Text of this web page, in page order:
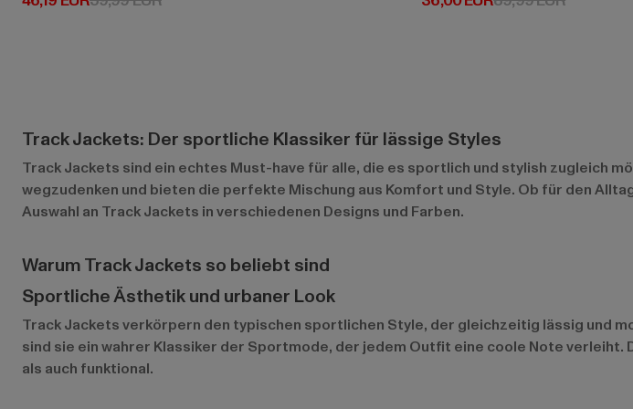
Track Jackets: Der sportliche Klassiker für lässige Styles
Track Jackets sind ein echtes Must-have für alle, die es sportlich und stylish zugleich
wegzudenken und bieten die perfekte Mischung aus Komfort und Style. Ob für den
Auswahl an Track Jackets in verschiedenen Designs und Farben.
Warum Track Jackets so beliebt sind
Sportliche Ästhetik und urbaner Look
Track Jackets verkörpern den typischen sportlichen Style, der gleichzeitig lässig und
sind sie ein wahrer Klassiker der Sportmode, der jedem Outfit eine coole Note
als auch funktional.